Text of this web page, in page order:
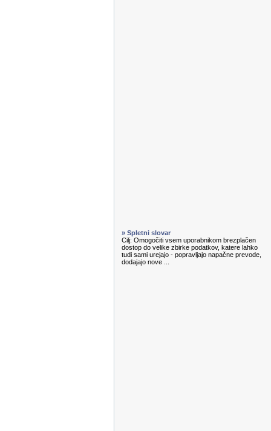
» Spletni slovar
Cilj: Omogočiti vsem uporabnikom brezplačen
dostop do velike zbirke podatkov, katere lahko
tudi sami urejajo - popravljajo napačne prevode,
dodajajo nove ...